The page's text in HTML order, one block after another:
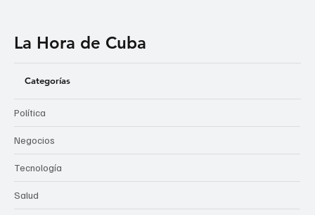
La Hora de Cuba
Categorías
Política
Negocios
Tecnología
Salud